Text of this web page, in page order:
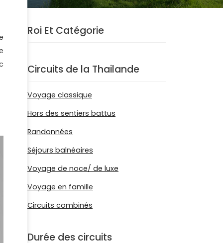
Roi Et Catégorie
Circuits de la Thailande
Voyage classique
Hors des sentiers battus
Randonnées
Séjours balnéaires
Voyage de noce/ de luxe
Voyage en famille
Circuits combinés
Durée des circuits